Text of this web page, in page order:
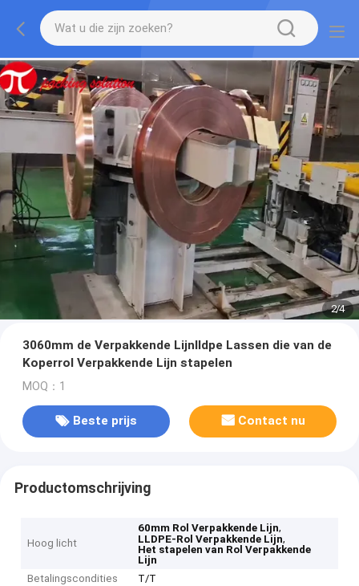
2/4
3060mm de Verpakkende Lijnlldpe Lassen die van de
Koperrol Verpakkende Lijn stapelen
MOQ：1
Beste prijs Contact nu
Productomschrijving
Hoog licht
60mm Rol Verpakkende Lijn,
LLDPE-Rol Verpakkende Lijn,
Het stapelen van Rol Verpakkende
Lijn
Betalingscondities
T/T